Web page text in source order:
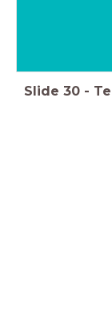
Slide 30 -